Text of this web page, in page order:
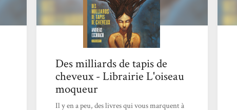
Des milliards de tapis de
cheveux - Librairie L'oiseau
moqueur
Il y en a peu, des livres qui vous marquent à